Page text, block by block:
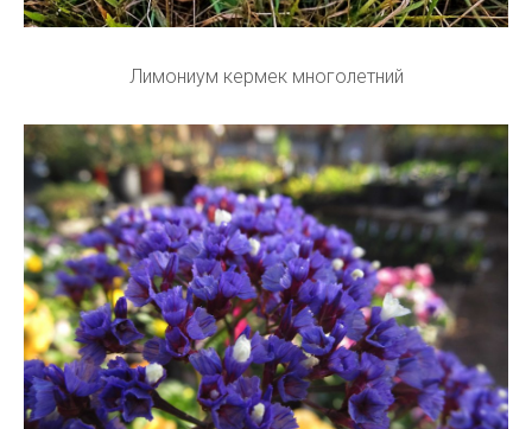
Лимониум кермек многолетний